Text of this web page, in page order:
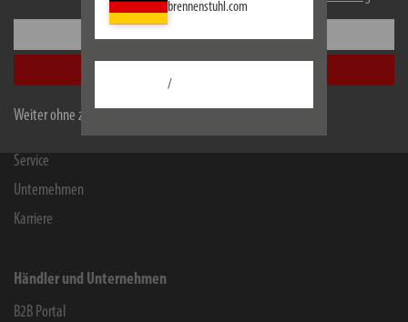
Weiter ohne zu akzeptieren
brennenstuhl.com
/
Informationen
Herstellergarantie
Service
Unternehmen
Karriere
Händler und Unternehmen
B2B Portal